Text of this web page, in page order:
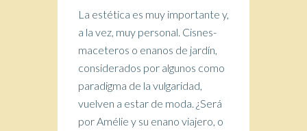
La estética es muy importante y,
a la vez, muy personal. Cisnes-
maceteros o enanos de jardín,
considerados por algunos como
paradigma de la vulgaridad,
vuelven a estar de moda. ¿Será
por Amélie y su enano viajero, o